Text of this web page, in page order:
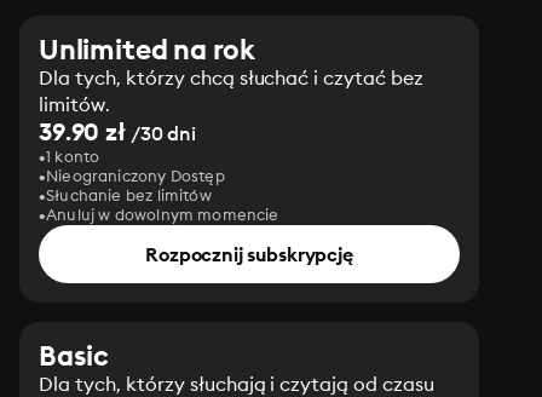
Unlimited na rok
Dla tych, którzy chcą słuchać i czytać bez
limitów.
39.90 zł/30 dni
1 konto
Nieograniczony Dostęp
Słuchanie bez limitów
Anuluj w dowolnym momencie
Rozpocznij subskrypcję
Basic
Dla tych, którzy słuchają i czytają od czasu